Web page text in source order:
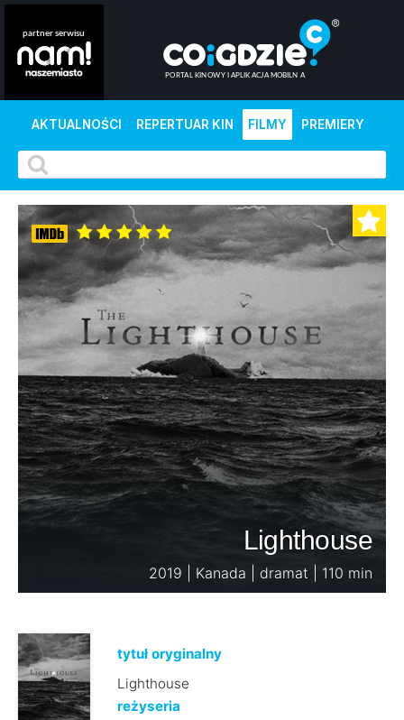
AKTUALNOŚCI REPERTUAR KIN FILMY PREMIERY
Lighthouse
2019 | Kanada | dramat | 110 min
tytuł oryginalny
Lighthouse
reżyseria